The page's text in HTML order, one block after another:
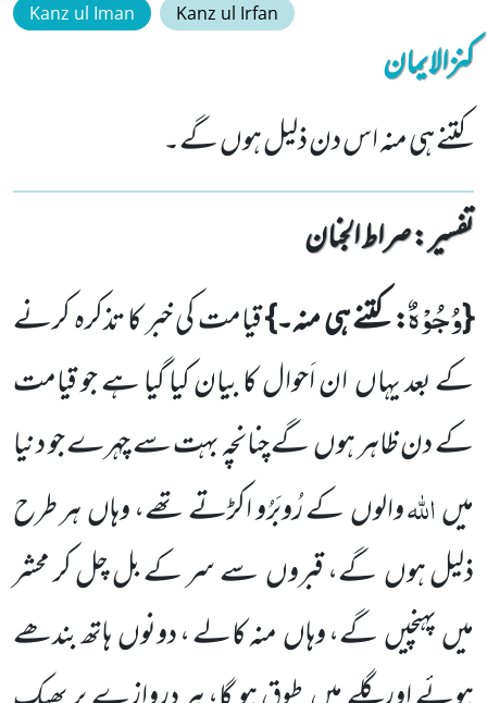
Kanz ul Iman Kanz ul Irfan
کنزالایمان
کتنے ہی منہ اس دن ذلیل ہوں گے۔
تفسیر : ‎صراط الجنان
{وُجُوْهٌ: کتنے ہی منہ۔}قیامت کی خبر کا تذکرہ کرنے
کے بعدیہاںان اَحوال کا بیان کیا گیا ہے جو قیامت
کے دنظاہر ہوںگے چنانچہ بہت سے چہرے جو دنیا
میںاللّٰہوالوںکے رُوبَرُو اکڑتے تھے، وہاںہر طرح
ذلیل ہوںگے،قبروںسے سر کے بل چل کر محشر
میںپہنچیںگے، وہاںمنہ کالے ، دونوںہاتھ بندھے